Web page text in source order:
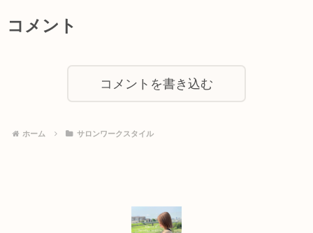
コメント
コメントを書き込む
ホーム サロンワークスタイル